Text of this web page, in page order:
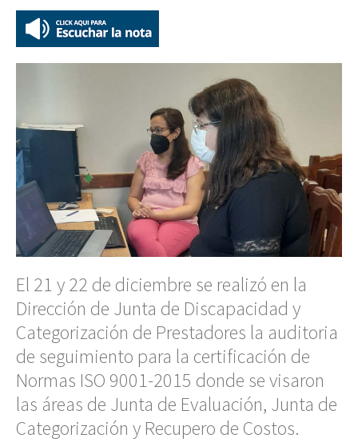
El 21 y 22 de diciembre se realizó en la
Dirección de Junta de Discapacidad y
Categorización de Prestadores la auditoria
de seguimiento para la certificación de
Normas ISO 9001-2015 donde se visaron
las áreas de Junta de Evaluación, Junta de
Categorización y Recupero de Costos.